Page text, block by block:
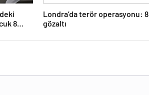
8
Londra’da terör operasyonu: 8
gözaltı